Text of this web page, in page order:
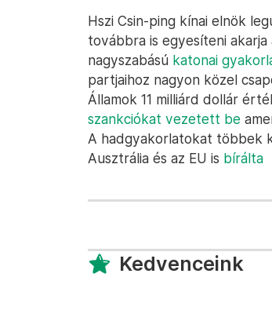
Hszi Csin-ping kínai elnök
továbbra is egyesíteni
nagyszabású katonai
partjaihoz nagyon közel
Államok 11 milliárd dollár
szankciókat vezetett be
A hadgyakorlatokat többek
Ausztrália és az EU is bírálta
Kedvenceink